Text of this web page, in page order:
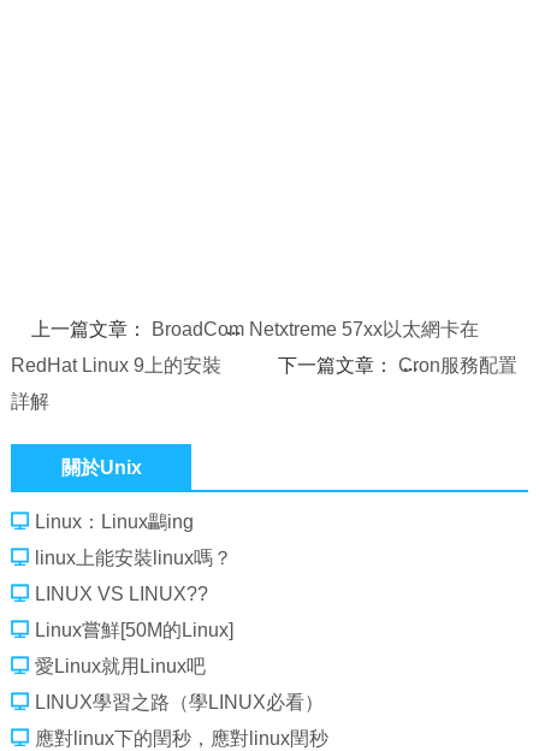
上一篇文章：
BroadCom Netxtreme 57xx以太網卡在
RedHat Linux 9上的安裝
下一篇文章： Cron服務配置
詳解
關於Unix
Linux：Linux鸓ing
linux上能安裝linux嗎？
LINUX VS LINUX??
Linux嘗鮮[50M的Linux]
愛Linux就用Linux吧
LINUX學習之路（學LINUX必看）
應對linux下的閏秒，應對linux閏秒